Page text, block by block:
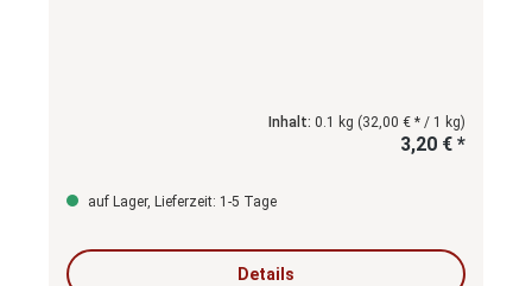
Inhalt: 0.1 kg (32,00 € * / 1 kg)
3,20 € *
auf Lager, Lieferzeit: 1-5 Tage
Details